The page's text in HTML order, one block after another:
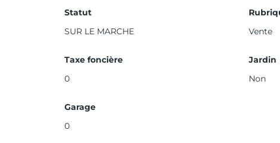
Statut
SUR LE MARCHE
Vente
Taxe foncière
0
Jardin
Non
Garage
0